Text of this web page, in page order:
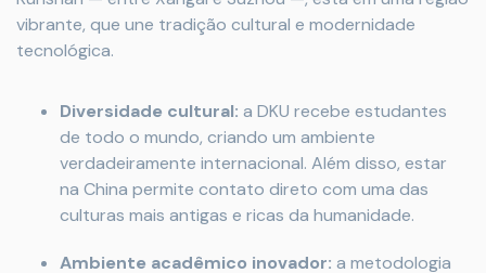
vibrante, que une tradição cultural e modernidade
tecnológica.
Diversidade cultural: a DKU recebe estudantes
de todo o mundo, criando um ambiente
verdadeiramente internacional. Além disso, estar
na China permite contato direto com uma das
culturas mais antigas e ricas da humanidade.
Ambiente acadêmico inovador: a metodologia